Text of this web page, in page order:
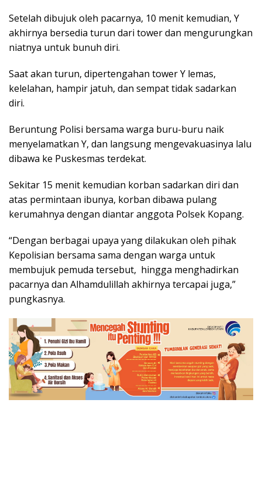
Setelah dibujuk oleh pacarnya, 10 menit kemudian, Y
akhirnya bersedia turun dari tower dan mengurungkan
niatnya untuk bunuh diri.
Saat akan turun, dipertengahan tower Y lemas,
kelelahan, hampir jatuh, dan sempat tidak sadarkan
diri.
Beruntung Polisi bersama warga buru-buru naik
menyelamatkan Y, dan langsung mengevakuasinya lalu
dibawa ke Puskesmas terdekat.
Sekitar 15 menit kemudian korban sadarkan diri dan
atas permintaan ibunya, korban dibawa pulang
kerumahnya dengan diantar anggota Polsek Kopang.
“Dengan berbagai upaya yang dilakukan oleh pihak
Kepolisian bersama sama dengan warga untuk
membujuk pemuda tersebut, hingga menghadirkan
pacarnya dan Alhamdulillah akhirnya tercapai juga,”
pungkasnya.